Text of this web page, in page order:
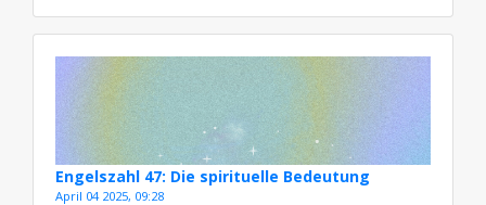
Engelszahl 2 ist eine kraftvolle Botschaft von
Partnerschaft, Vertrauen und spiritueller Balance.
Diese Engelszahl […]
Engelszahl 47: Die spirituelle Bedeutung
April 04 2025, 09:28